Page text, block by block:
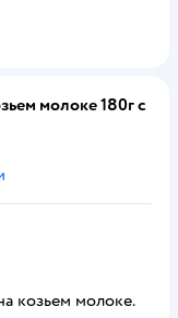
молоке 180г с
козьем молоке.